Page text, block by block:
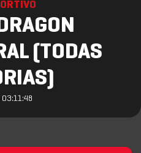
(TODAS
03:11:48